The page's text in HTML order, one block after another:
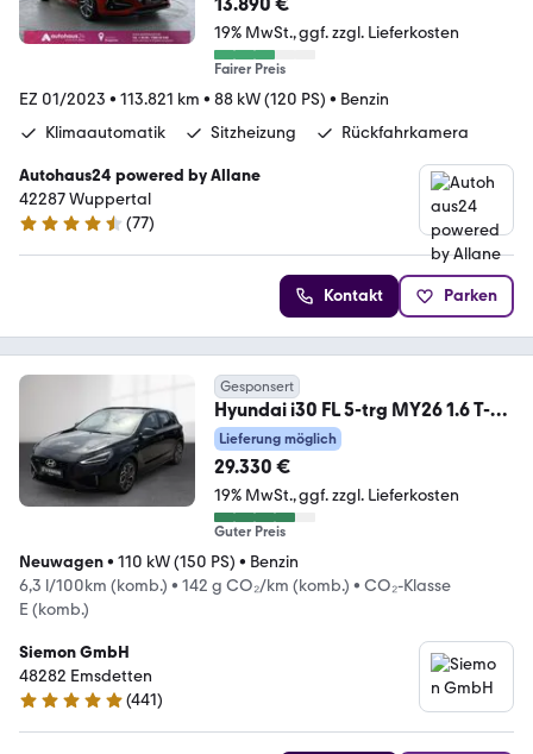
19% MwSt. ggf. zzgl. Lieferkosten
Fairer Preis
EZ 01/2023 • 113.821 km • 88 kW (120 PS) • Benzin
Klimaautomatik
Sitzheizung Rückfahrkamera
Autohaus24 powered by Allane
42287 Wuppertal
4.5 Sterne
(77)
Kontakt Parken
Gesponsert
Hyundai i30 FL 5-trg MY26 1.6 T-
GDi DCT N-Line Navi Digi
Lieferung möglich
29.330 €
19% MwSt. ggf. zzgl. Lieferkosten
Guter Preis
Neuwagen• 110 kW (150 PS) • Benzin
6,3 l/100km (komb.) • 142 g CO₂/km (komb.) • CO₂-Klasse
E (komb.)
Siemon GmbH
48282 Emsdetten
4.9 Sterne
(441)